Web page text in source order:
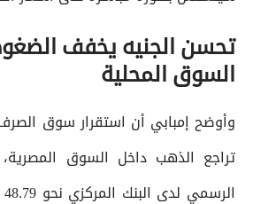
تحسن الجنيه يخفف
السوق المحلية
وأوضح إمبابي أن استقرار سوق
تراجع الذهب داخل السوق